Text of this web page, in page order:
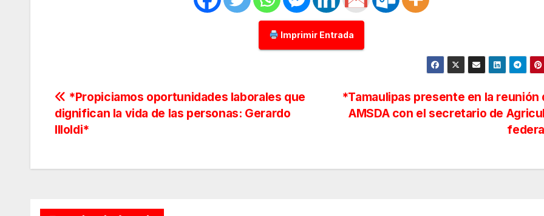
Imprimir Entrada
Navegación
de
*Tamaulipas presente en la reunión
AMSDA con el secretario de
*Propiciamos oportunidades laborales que
dignifican la vida de las personas: Gerardo
Illoldi*